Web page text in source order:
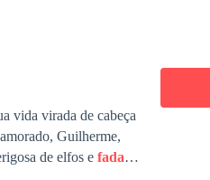
Guilherme,
de elfos e fadas e